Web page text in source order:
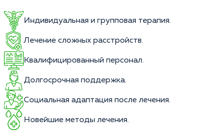
Индивидуальная и групповая терапия.
Лечение сложных расстройств.
Квалифицированный персонал.
Долгосрочная поддержка.
Социальная адаптация после лечения.
Новейшие методы лечения.